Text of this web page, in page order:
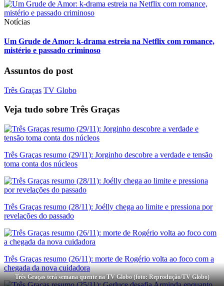
Três Graças terá semana quente na TV Globo (foto: Reprodução/TV Globo)
Notícias
Um Grude de Amor: k-drama estreia na Netflix com romance,
mistério e passado criminoso
Assuntos do post
Três Graças TV Globo
Veja tudo sobre Três Graças
Três Graças resumo (29/11): Jorginho descobre a verdade e tensão
toma conta dos núcleos
Três Graças resumo (28/11): Joélly chega ao limite e pressiona por
revelações do passado
Três Graças resumo (26/11): morte de Rogério volta ao foco com a
chegada da nova cuidadora